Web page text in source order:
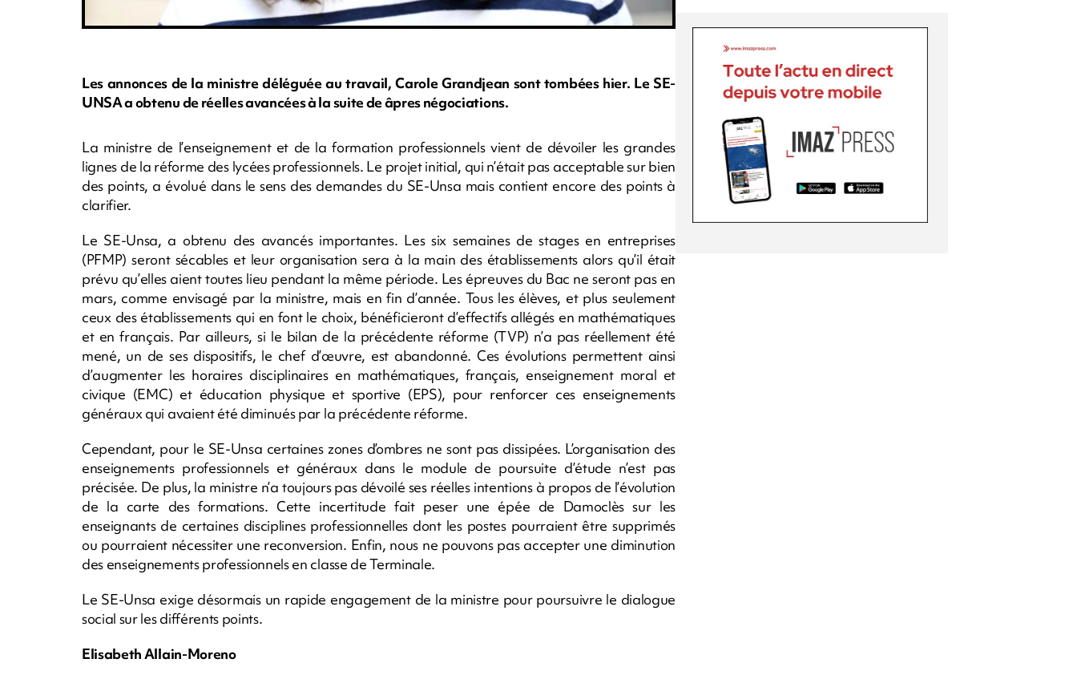
Les annonces de la ministre déléguée au travail, Carole Grandjean sont tombées hier. Le SE-
UNSA a obtenu de réelles avancées à la suite de âpres négociations.
La ministre de l’enseignement et de la formation professionnels vient de dévoiler les grandes
lignes de la réforme des lycées professionnels. Le projet initial, qui n’était pas acceptable sur bien
des points, a évolué dans le sens des demandes du SE-Unsa mais contient encore des points à
clarifier.
Le SE-Unsa, a obtenu des avancés importantes. Les six semaines de stages en entreprises
(PFMP) seront sécables et leur organisation sera à la main des établissements alors qu’il était
prévu qu’elles aient toutes lieu pendant la même période. Les épreuves du Bac ne seront pas en
mars, comme envisagé par la ministre, mais en fin d’année. Tous les élèves, et plus seulement
ceux des établissements qui en font le choix, bénéficieront d’effectifs allégés en mathématiques
et en français. Par ailleurs, si le bilan de la précédente réforme (TVP) n’a pas réellement été
mené, un de ses dispositifs, le chef d’œuvre, est abandonné. Ces évolutions permettent ainsi
d’augmenter les horaires disciplinaires en mathématiques, français, enseignement moral et
civique (EMC) et éducation physique et sportive (EPS), pour renforcer ces enseignements
généraux qui avaient été diminués par la précédente réforme.
Cependant, pour le SE-Unsa certaines zones d’ombres ne sont pas dissipées. L’organisation des
enseignements professionnels et généraux dans le module de poursuite d’étude n’est pas
précisée. De plus, la ministre n’a toujours pas dévoilé ses réelles intentions à propos de l’évolution
de la carte des formations. Cette incertitude fait peser une épée de Damoclès sur les
enseignants de certaines disciplines professionnelles dont les postes pourraient être supprimés
ou pourraient nécessiter une reconversion. Enfin, nous ne pouvons pas accepter une diminution
des enseignements professionnels en classe de Terminale.
Le SE-Unsa exige désormais un rapide engagement de la ministre pour poursuivre le dialogue
social sur les différents points.
Elisabeth Allain-Moreno